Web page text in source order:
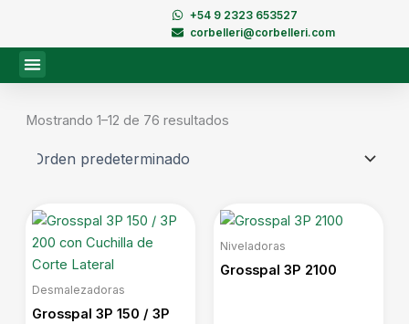
+54 9 2323 653527
corbelleri@corbelleri.com
Mostrando 1–12 de 76 resultados
Desmalezadoras
Grosspal 3P 150 / 3P
Niveladoras
Grosspal 3P 2100